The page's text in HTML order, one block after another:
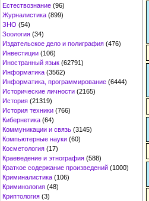
Естествознание (96)
Журналистика (899)
ЗНО (54)
Зоология (34)
Издательское дело и полиграфия (476)
Инвестиции (106)
Иностранный язык (62791)
Информатика (3562)
Информатика, программирование (6444)
Исторические личности (2165)
История (21319)
История техники (766)
Кибернетика (64)
Коммуникации и связь (3145)
Компьютерные науки (60)
Косметология (17)
Краеведение и этнография (588)
Краткое содержание произведений (1000)
Криминалистика (106)
Криминология (48)
Криптология (3)